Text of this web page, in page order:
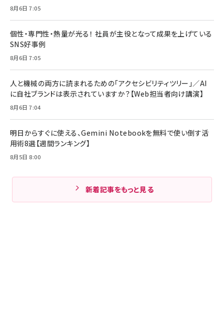
8月6日 7:05
個性・専門性・熱量が光る！ 社員が主役となって成果を上げている
SNS好事例
8月6日 7:05
人と機械の両方に読まれるための「アクセシビリティツリー」／AI
に自社ブランドは表示されていますか？【Web担当者向け講演】
8月6日 7:04
明日からすぐに使える、Gemini Notebookを無料で使い倒す活
用術8選【週間ランキング】
8月5日 8:00
新着記事をもっと見る